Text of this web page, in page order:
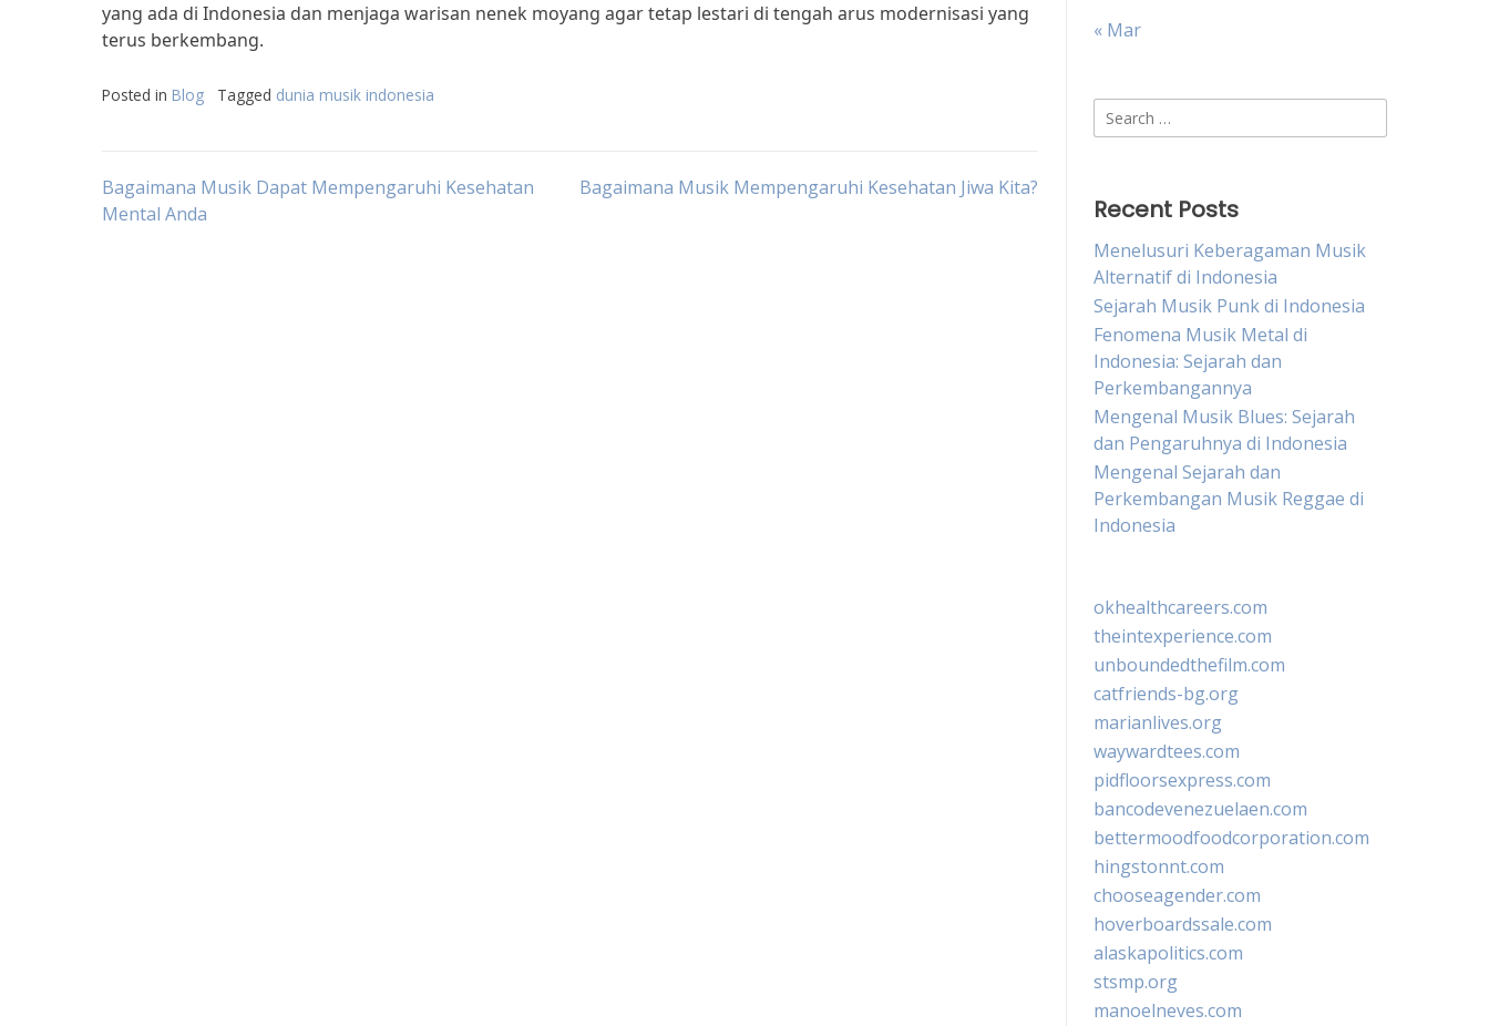
yang ada di Indonesia dan menjaga warisan nenek moyang agar tetap lestari di tengah arus modernisasi yang
terus berkembang.
Posted in Blog Tagged dunia musik indonesia
Post
Bagaimana Musik Dapat Mempengaruhi Kesehatan
Mental Anda
Bagaimana Musik Mempengaruhi Kesehatan Jiwa Kita?
« Mar
Search
for:
Recent Posts
Menelusuri Keberagaman Musik
Alternatif di Indonesia
Sejarah Musik Punk di Indonesia
Fenomena Musik Metal di
Indonesia: Sejarah dan
Perkembangannya
Mengenal Musik Blues: Sejarah
dan Pengaruhnya di Indonesia
Mengenal Sejarah dan
Perkembangan Musik Reggae di
Indonesia
okhealthcareers.com
theintexperience.com
unboundedthefilm.com
catfriends-bg.org
marianlives.org
waywardtees.com
pidfloorsexpress.com
bancodevenezuelaen.com
bettermoodfoodcorporation.com
hingstonnt.com
chooseagender.com
hoverboardssale.com
alaskapolitics.com
stsmp.org
manoelneves.com